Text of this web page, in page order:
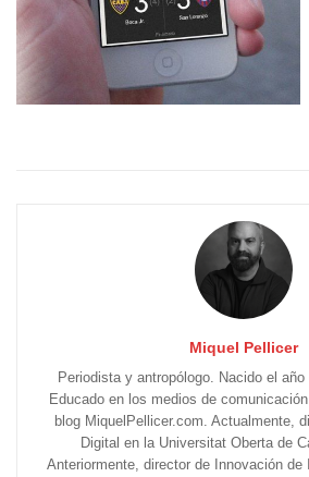
Miquel Pellicer
Periodista y antropólogo. Nacido el
Educado en los medios de
blog MiquelPellicer.com. Actualmente,
Digital en la Universitat Oberta de
Anteriormente, director de Innovación de